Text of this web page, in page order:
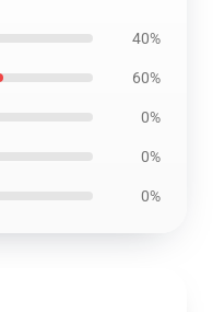
40%
60%
0%
0%
0%